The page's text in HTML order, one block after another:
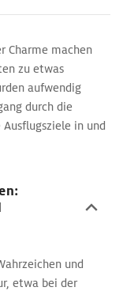
Charme machen
zu etwas
aufwendig
durch die
in und
und
etwa bei der